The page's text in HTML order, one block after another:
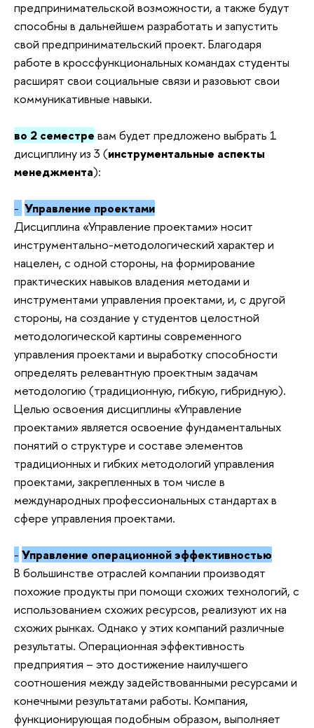
предпринимательской возможности, а также будут
способны в дальнейшем разработать и запустить
свой предпринимательский проект. Благодаря
работе в кроссфункциональных командах студенты
расширят свои социальные связи и разовьют свои
коммуникативные навыки.
во 2 семестре вам будет предложено выбрать 1
дисциплину из 3 (инструментальные аспекты
менеджмента):
- Управление проектами
Дисциплина «Управление проектами» носит
инструментально-методологический характер и
нацелен, с одной стороны, на формирование
практических навыков владения методами и
инструментами управления проектами, и, с другой
стороны, на создание у студентов целостной
методологической картины современного
управления проектами и выработку способности
определять релевантную проектным задачам
методологию (традиционную, гибкую, гибридную).
Целью освоения дисциплины «Управление
проектами» является освоение фундаментальных
понятий о структуре и составе элементов
традиционных и гибких методологий управления
проектами, закрепленных в том числе в
международных профессиональных стандартах в
сфере управления проектами.
- Управление операционной эффективностью
В большинстве отраслей компании производят
похожие продукты при помощи схожих технологий, с
использованием схожих ресурсов, реализуют их на
схожих рынках. Однако у этих компаний различные
результаты. Операционная эффективность
предприятия – это достижение наилучшего
соотношения между задействованными ресурсами и
конечными результатами работы. Компания,
функционирующая подобным образом, выполняет